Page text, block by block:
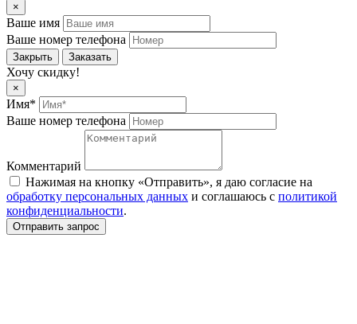
×
Ваше имя
Ваше номер телефона
Закрыть Заказать
Хочу скидку!
×
Имя*
Ваше номер телефона
Комментарий
Нажимая на кнопку «Отправить», я даю согласие на
обработку персональных данных и соглашаюсь c политикой
конфиденциальности.
Отправить запрос